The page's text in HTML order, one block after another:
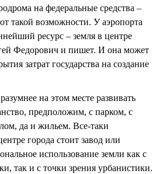
на федеральные средства –
такой возможности. У аэропорта
ресурс – земля в центре
Федорович и пишет. И она может
затрат государства на создание
на этом месте развивать
предположим, с парком, с
да и жильем. Все-таки
города стоит завод или
использование земли как с
так и с точки зрения урбанистики.